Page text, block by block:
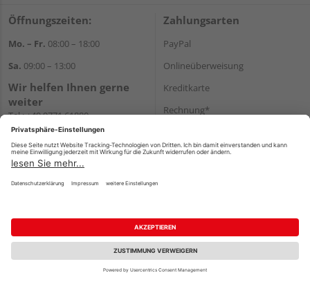
Öffnungszeiten:
Mo. – Fr. 08:00 – 18:00
Sa. 09:00 – 13:00
Wir helfen Ihnen gerne
weiter
Tel.:+49 9771 61880
E-Mail:info@holzland-
niemeyer.de
Zahlungsarten
PayPal
Onlineüberweisung
Kreditkarte
Rechnung*
Versand
Impressum AGB Widerruf
Datenschutz
Reservierungsbedingungen
Vertrag widerrufen